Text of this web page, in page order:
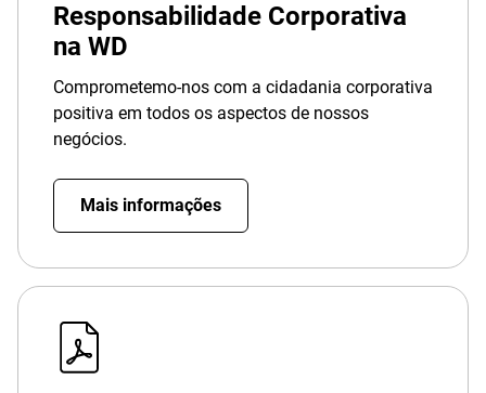
Responsabilidade Corporativa
na WD
Comprometemo-nos com a cidadania corporativa
positiva em todos os aspectos de nossos
negócios.
Mais informações